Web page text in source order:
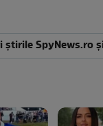
SpyNews.ro